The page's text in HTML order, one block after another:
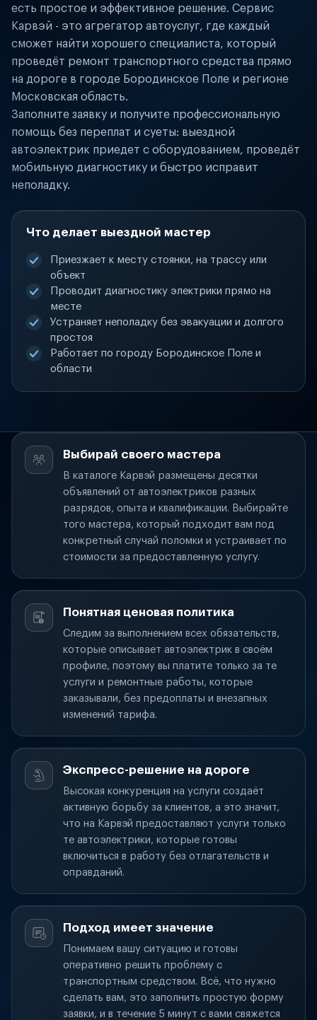
есть простое и эффективное решение. Сервис
Карвэй - это агрегатор автоуслуг, где каждый
сможет найти хорошего специалиста, который
проведёт ремонт транспортного средства прямо
на дороге в городе Бородинское Поле и регионе
Московская область.
Заполните заявку и получите профессиональную
помощь без переплат и суеты: выездной
автоэлектрик приедет с оборудованием, проведёт
мобильную диагностику и быстро исправит
неполадку.
Что делает выездной мастер
Приезжает к месту стоянки, на трассу или
объект
Проводит диагностику электрики прямо на
месте
Устраняет неполадку без эвакуации и долгого
простоя
Работает по городу Бородинское Поле и
области
Выбирай своего мастера
В каталоге Карвэй размещены десятки
объявлений от автоэлектриков разных
разрядов, опыта и квалификации. Выбирайте
того мастера, который подходит вам под
конкретный случай поломки и устраивает по
стоимости за предоставленную услугу.
Понятная ценовая политика
Следим за выполнением всех обязательств,
которые описывает автоэлектрик в своём
профиле, поэтому вы платите только за те
услуги и ремонтные работы, которые
заказывали, без предоплаты и внезапных
изменений тарифа.
Экспресс-решение на дороге
Высокая конкуренция на услуги создаёт
активную борьбу за клиентов, а это значит,
что на Карвэй предоставляют услуги только
те автоэлектрики, которые готовы
включиться в работу без отлагательств и
оправданий.
Подход имеет значение
Понимаем вашу ситуацию и готовы
оперативно решить проблему с
транспортным средством. Всё, что нужно
сделать вам, это заполнить простую форму
заявки, и в течение 5 минут с вами свяжется